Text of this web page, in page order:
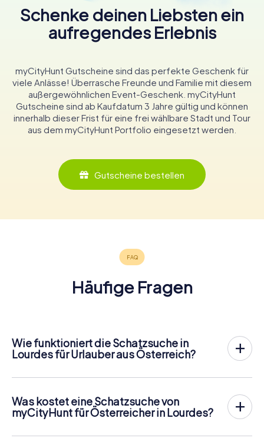
Schenke deinen Liebsten ein
aufregendes Erlebnis
myCityHunt Gutscheine sind das perfekte Geschenk für
viele Anlässe! Überrasche Freunde und Familie mit diesem
außergewöhnlichen Event-Geschenk. myCityHunt
Gutscheine sind ab Kaufdatum 3 Jahre gültig und können
innerhalb dieser Frist für eine frei wählbare Stadt und Tour
aus dem myCityHunt Portfolio eingesetzt werden.
Gutscheine bestellen
Häufige Fragen
Wie funktioniert die Schatzsuche in
Lourdes für Urlauber aus Österreich?
was ihr für den Ablauf der Schnitzjagdbenötigt, ist ein
Am gewünschten Termin versammelst du dein Team im
Stadtzentrum von Lourdes. Dann geht es los: Dein Handy
Was kostet eine Schatzsuche von
myCityHunt für Österreicher in Lourdes?
beträgt12,99 € pro Person. Im Gegensatz zu den